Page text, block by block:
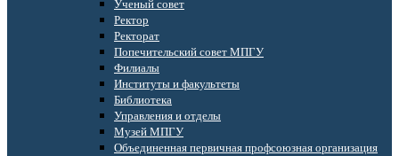
Ученый совет
Ректор
Ректорат
Попечительский совет МПГУ
Филиалы
Институты и факультеты
Библиотека
Управления и отделы
Музей МПГУ
Объединенная первичная профсоюзная организация